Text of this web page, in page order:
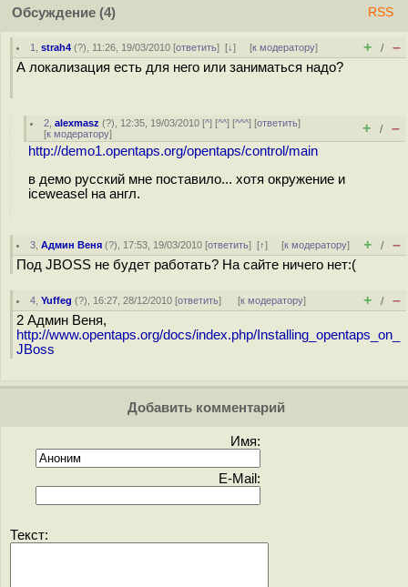
Обсуждение (4) RSS
1 ,strah4 (?), 11:26, 19/03/2010 [ответить][↓] [к модератору] + / –
А локализация есть для него или заниматься надо?
2 ,alexmasz (?), 12:35, 19/03/2010 [^] [^^] [^^^] [ответить]
[к модератору] + / –
http://demo1.opentaps.org/opentaps/control/main
в демо русский мне поставило... хотя окружение и
iceweasel на англ.
3 ,Админ Веня (?), 17:53, 19/03/2010 [ответить][↑] [к модератору] + / –
Под JBOSS не будет работать? На сайте ничего нет:(
4 ,Yuffeg (?), 16:27, 28/12/2010 [ответить] [к модератору] + / –
2 Админ Веня,
http://www.opentaps.org/docs/index.php/Installing_opentaps_on_
JBoss
Добавить комментарий
Имя:
E-Mail:
Текст: